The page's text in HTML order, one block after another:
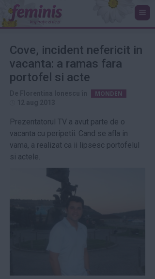
Cove, incident nefericit in
vacanta: a ramas fara
portofel si acte
MONDEN
Prezentatorul TV a avut parte de o
vacanta cu peripetii. Cand se afla in
vama, a realizat ca ii lipsesc portofelul
si actele.